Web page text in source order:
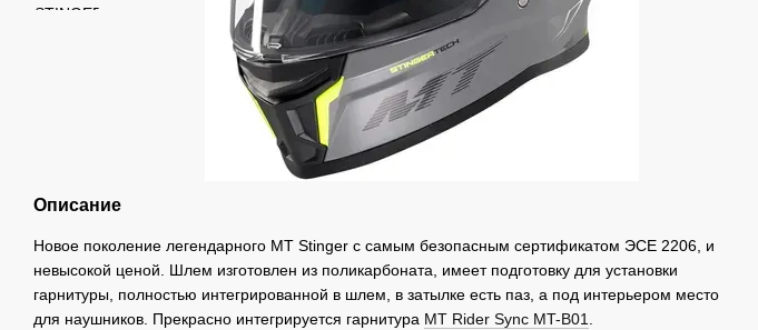
Описание
Новое поколение легендарного MT Stinger с самым безопасным сертификатом ЭСЕ 2206, и
невысокой ценой. Шлем изготовлен из поликарбоната, имеет подготовку для установки
гарнитуры, полностью интегрированной в шлем, в затылке есть паз, а под интерьером место
для наушников. Прекрасно интегрируется гарнитура MT Rider Sync MT-B01.